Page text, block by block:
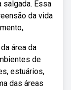
salgada. Essa
da vida
área da
de
estuários,
das áreas